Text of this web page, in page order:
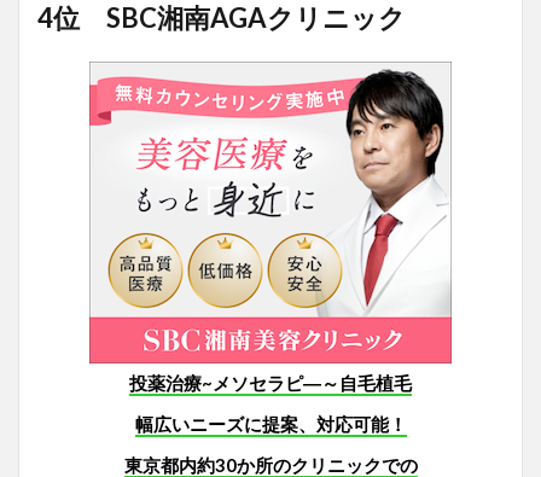
4位 SBC湘南AGAクリニック
投薬治療~メソセラピ―～自毛植毛
幅広いニーズに提案、対応可能！
東京都内約30か所のクリニックでの